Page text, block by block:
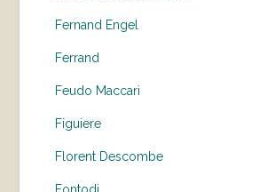
Fernand Engel
Ferrand
Feudo Maccari
Figuiere
Florent Descombe